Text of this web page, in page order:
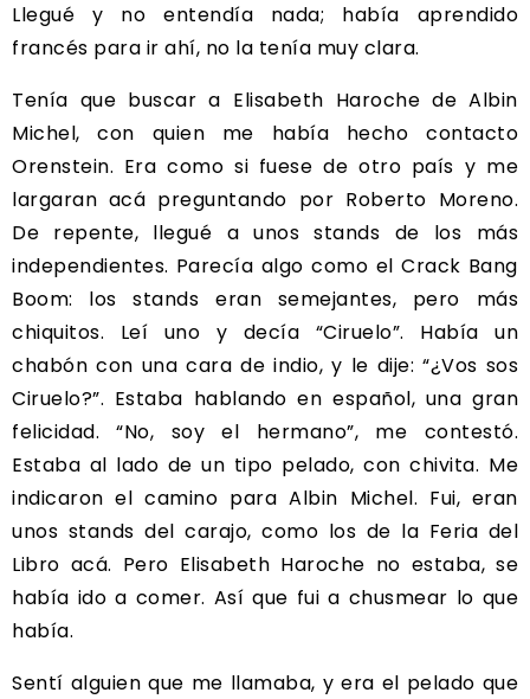
Llegué y no entendía nada; había aprendido
francés para ir ahí, no la tenía muy clara.
Tenía que buscar a Elisabeth Haroche de Albin
Michel, con quien me había hecho contacto
Orenstein. Era como si fuese de otro país y me
largaran acá preguntando por Roberto Moreno.
De repente, llegué a unos stands de los más
independientes. Parecía algo como el Crack Bang
Boom: los stands eran semejantes, pero más
chiquitos. Leí uno y decía “Ciruelo”. Había un
chabón con una cara de indio, y le dije: “¿Vos sos
Ciruelo?”. Estaba hablando en español, una gran
felicidad. “No, soy el hermano”, me contestó.
Estaba al lado de un tipo pelado, con chivita. Me
indicaron el camino para Albin Michel. Fui, eran
unos stands del carajo, como los de la Feria del
Libro acá. Pero Elisabeth Haroche no estaba, se
había ido a comer. Así que fui a chusmear lo que
había.
Sentí alguien que me llamaba, y era el pelado que